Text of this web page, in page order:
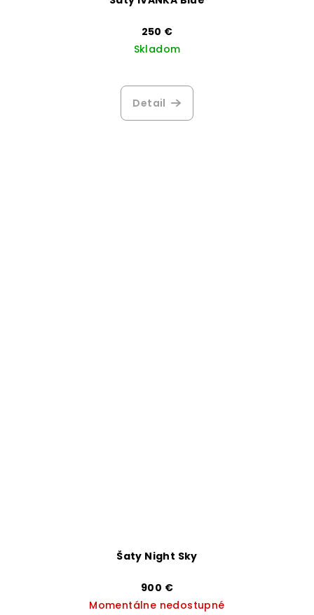
250 €
Skladom
Detail
Šaty Night Sky
900 €
Momentálne nedostupné